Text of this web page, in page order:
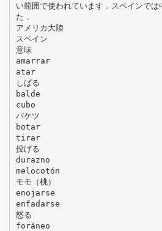
い範囲で使われています．スペインでは
た．
アメリカ大陸
スペイン
意味
amarrar
atar
しばる
balde
cubo
バケツ
botar
tirar
投げる
durazno
melocotón
モモ（桃）
enojarse
enfadarse
怒る
foráneo